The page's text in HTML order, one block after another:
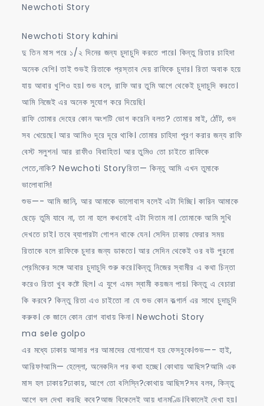
Newchoti Story
Newchoti Story kahini
দু তিন মাস পরে ১/২ দিনের জন্য চুদাচুদি করতে পারে। কিন্তু রিতার চাহিদা
অনেক বেশি। তাই শুভই রিতাকে প্রস্তাব দেয় রাফিকে চুদার। রিতা অবাক হয়ে
যায় আবার খুশিও হয়। শুভ বলে, রাফি আর তুমি আগে থেকেই চুদাচুদি করতে।
আমি নিজেই এর অনেক সুযোগ করে দিয়েছি।
রাফি তোমার দেহের কোন অংশটি ভোগ করেনি বলত? তোমার মাই, ঠোঁট, গুদ
সব খেয়েছে। আর আমিও দূরে দূরে থাকি। তোমার চাহিদা পূরণ করার জন্য রাফি
বেস্ট সলুশন। আর রাফীও বিবাহিত। আর তুমিও তো চাইতে রাফিকে
পেতে,নাকি? Newchoti Storyরিতা— কিন্তু আমি এখন তুমাকে
ভালোবাসি!
শুভ—- আমি জানি, আর আমাকে ভালোবাস বলেই এটা দিচ্ছি। কারিন আমাকে
ছেড়ে তুমি যাবে না, তা না হলে কখনোই এটা দিতাম না। তোমাকে আমি সুখি
দেখতে চাই। তবে ব্যাপারটা গোপন থাকে যেন। সেদিন ঢাকায় ফেরার সময়
রিতাকে বলে রাফিকে চুদার জন্য ডাকতে। আর সেদিন থেকেই ওর বউ পুরনো
প্রেমিকের সঙ্গে আবার চুদাচুদি শুরু করে।কিন্তু নিজের স্বামীর এ কথা চিন্তা
করেও রিতা খুব কষ্টে ছিল। এ যুগে এমন স্বামী কয়জন পায়। কিন্তু এ বেচারা
কি করবে? কিন্তু রিতা এও চাইতো না যে শুভ কোন কল্গার্ল এর সাথে চুদাচুদি
করুক। কে জানে কোন রোগ বাধায় কিনা। Newchoti Story
ma sele golpo
এর মধ্যে ঢাকায় আসার পর আমাদের যোগাযোগ হয় ফেসবুকে।শুভ—- হাই,
আরিফ!আমি— হেল্লো, অনেকদিন পর কথা হচ্ছে। কোথায় আছিস?আমি এক
মাস হল ঢাকায়?ঢাকায়, আগে তো বলিস্নি?কোথায় আছিস?সব বলব, কিন্তু
আগে বল দেখা করছি কবে?আজ বিকেলেই আয় ধানমণ্ডি।বিকালেই দেখা হয়।